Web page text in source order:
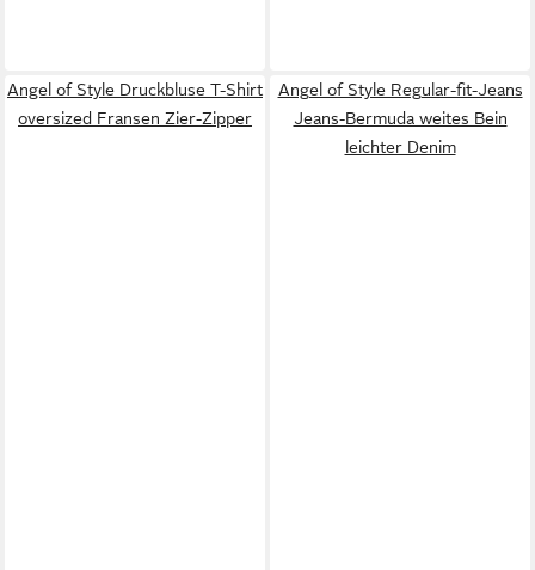
Angel of Style Druckbluse T-Shirt
oversized Fransen Zier-Zipper
Angel of Style Regular-fit-Jeans
Jeans-Bermuda weites Bein
leichter Denim